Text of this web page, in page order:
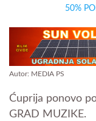
50%
Autor: MEDIA PS
Ćuprija ponovo
GRAD MUZIKE.